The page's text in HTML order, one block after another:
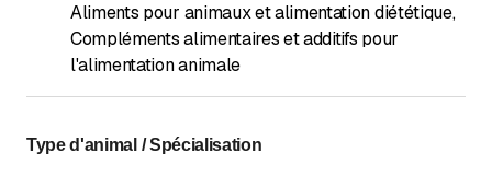
Aliments pour animaux et alimentation diététique,
Compléments alimentaires et additifs pour
l'alimentation animale
Type d'animal / Spécialisation